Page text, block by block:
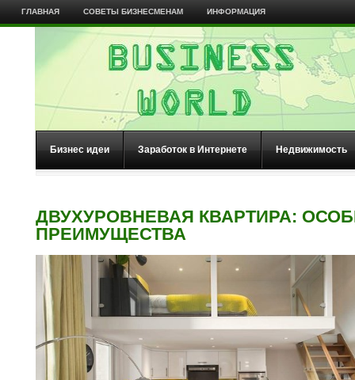
ГЛАВНАЯ СОВЕТЫ БИЗНЕСМЕНАМ ИНФОРМАЦИЯ
Бизнес идеи Заработок в Интернете Недвижимость
ДВУХУРОВНЕВАЯ КВАРТИРА:
ПРЕИМУЩЕСТВА